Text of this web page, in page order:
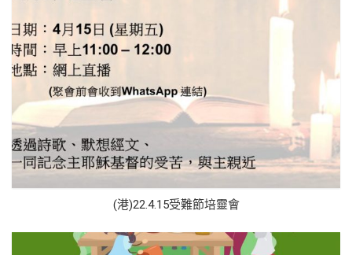
(港)22.4.15受難節培靈會